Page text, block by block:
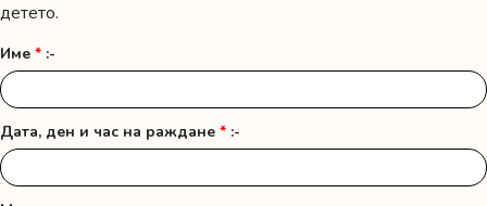
детето.
Име * :-
Дата, ден и час на раждане * :-